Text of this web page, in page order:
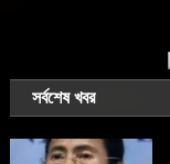
সর্বশেষ খবর